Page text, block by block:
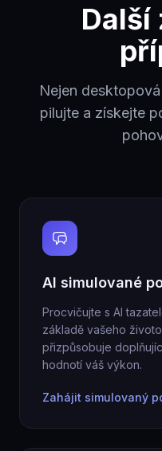
Další
Nejen
pilujte a získejte
AI simulované
Procvičujte s AI
základě vašeho
přizpůsobuje
hodnotí váš výkon.
Zahájit simulovaný